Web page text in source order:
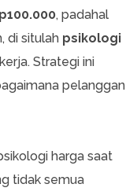
, padahal
di situlah psikologi
Strategi ini
pelanggan
harga saat
tidak semua